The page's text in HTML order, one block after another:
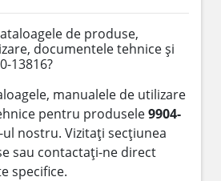
de produse,
documentele tehnice și
13816?
manualele de utilizare
pentru produsele9904-
ul nostru. Vizitați secțiunea
sau contactați-ne direct
specifice.